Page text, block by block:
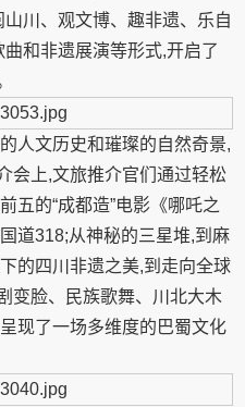
川、观文博、趣非遗、乐自
和非遗展演等形式,开启了
人文历史和璀璨的自然奇景,
会上,文旅推介官们通过轻松
五的“成都造”电影《哪吒之
道318;从神秘的三星堆,到麻
的四川非遗之美,到走向全球
脸、民族歌舞、川北大木
现了一场多维度的巴蜀文化